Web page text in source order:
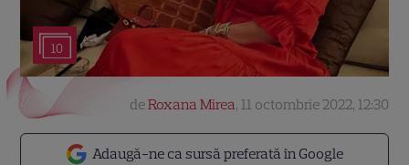
10
Adaugă-ne ca sursă preferată în Google
deRoxana Mirea, 11 octombrie 2022, 12:30